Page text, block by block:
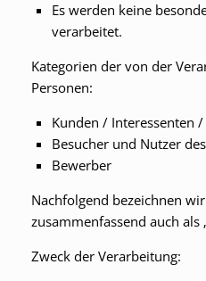
Es werden keine
verarbeitet.
Kategorien der von der
Personen:
Kunden / Interessenten
Besucher und Nutzer
Bewerber
Nachfolgend bezeichnen
zusammenfassend auch als
Zweck der Verarbeitung: